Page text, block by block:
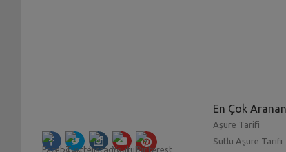
En Çok
Aşure Tarifi
Sütlü Aşure Tarifi